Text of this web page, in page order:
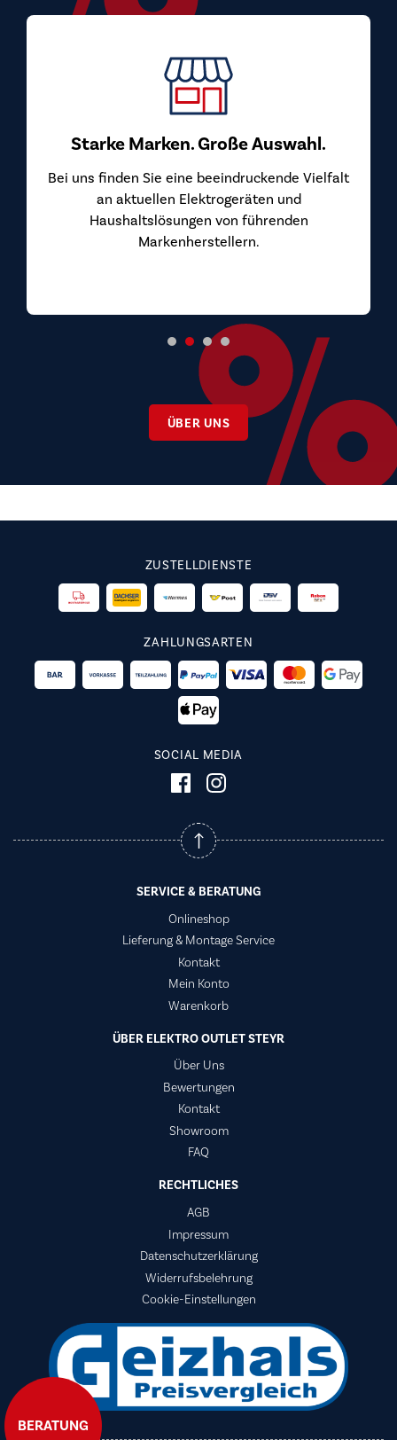
BERATUNG
Starke Marken. Große Auswahl.
Bei uns finden Sie eine beeindruckende Vielfalt
an aktuellen Elektrogeräten und
Haushaltslösungen von führenden
Markenherstellern.
ÜBER UNS
ZUSTELLDIENSTE
ZAHLUNGSARTEN
SOCIAL MEDIA
SERVICE & BERATUNG
Onlineshop
Lieferung & Montage Service
Kontakt
Mein Konto
Warenkorb
ÜBER ELEKTRO OUTLET STEYR
Über Uns
Bewertungen
Kontakt
Showroom
FAQ
RECHTLICHES
AGB
Impressum
Datenschutzerklärung
Widerrufsbelehrung
Cookie-Einstellungen